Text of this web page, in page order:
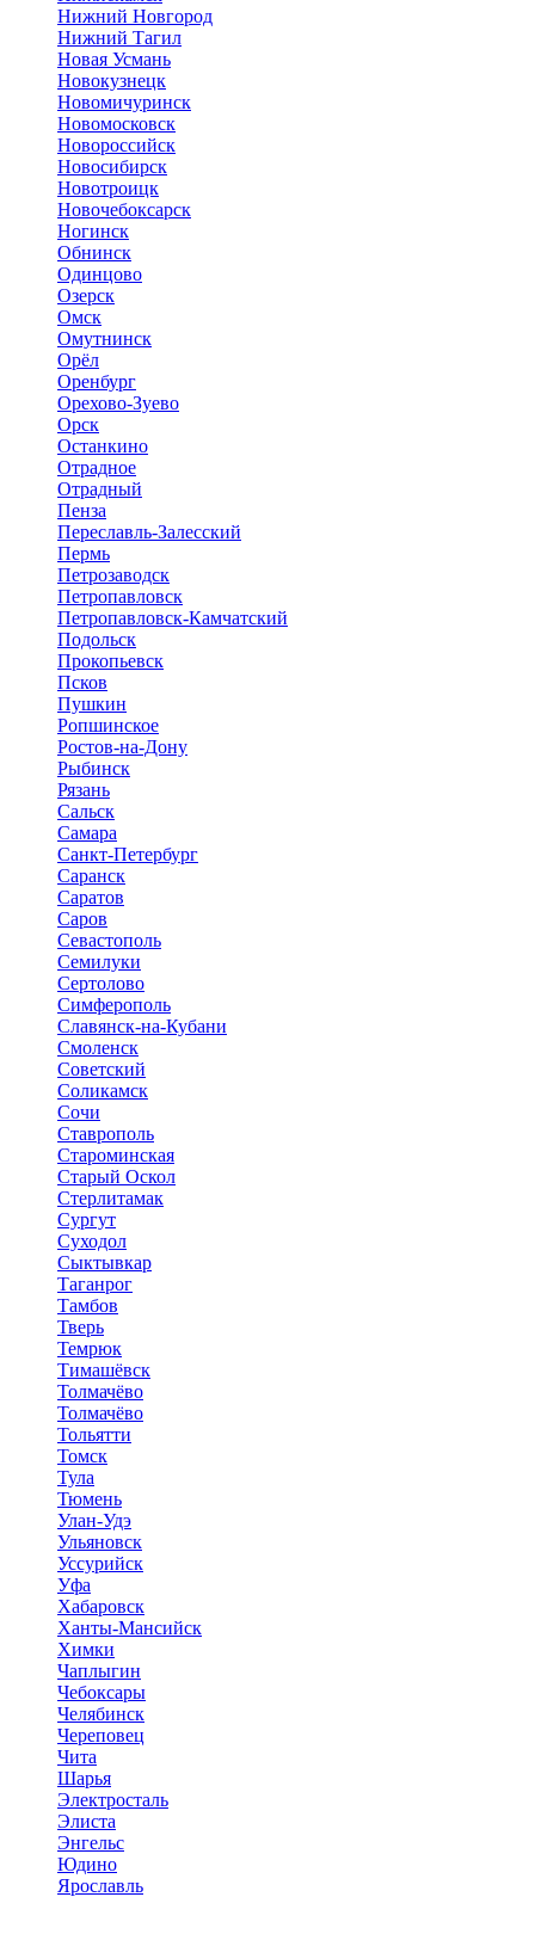
Нижний Новгород
Нижний Тагил
Новая Усмань
Новокузнецк
Новомичуринск
Новомосковск
Новороссийск
Новосибирск
Новотроицк
Новочебоксарск
Ногинск
Обнинск
Одинцово
Озерск
Омск
Омутнинск
Орёл
Оренбург
Орехово-Зуево
Орск
Останкино
Отрадное
Отрадный
Пенза
Переславль-Залесский
Пермь
Петрозаводск
Петропавловск
Петропавловск-Камчатский
Подольск
Прокопьевск
Псков
Пушкин
Ропшинское
Ростов-на-Дону
Рыбинск
Рязань
Сальск
Самара
Санкт-Петербург
Саранск
Саратов
Саров
Севастополь
Семилуки
Сертолово
Симферополь
Славянск-на-Кубани
Смоленск
Советский
Соликамск
Сочи
Ставрополь
Староминская
Старый Оскол
Стерлитамак
Сургут
Суходол
Сыктывкар
Таганрог
Тамбов
Тверь
Темрюк
Тимашёвск
Толмачёво
Толмачёво
Тольятти
Томск
Тула
Тюмень
Улан-Удэ
Ульяновск
Уссурийск
Уфа
Хабаровск
Ханты-Мансийск
Химки
Чаплыгин
Чебоксары
Челябинск
Череповец
Чита
Шарья
Электросталь
Элиста
Энгельс
Юдино
Ярославль